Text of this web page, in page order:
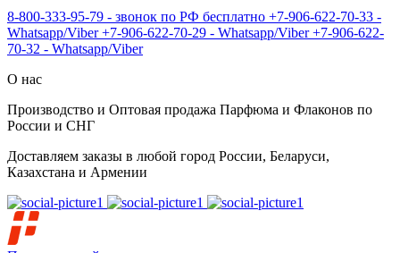
8-800-333-95-79 - звонок по РФ бесплатно +7-906-622-70-33 -
Whatsapp/Viber+7-906-622-70-29 - Whatsapp/Viber+7-906-622-
70-32 - Whatsapp/Viber
О нас
Производство и Оптовая продажа Парфюма и Флаконов по
России и СНГ
Доставляем заказы в любой город России, Беларуси,
Казахстана и Армении